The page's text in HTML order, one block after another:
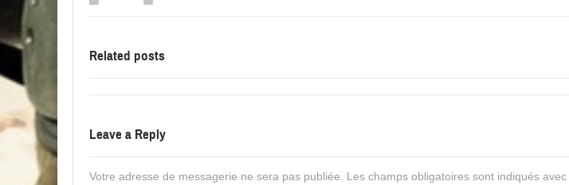
Related posts
Leave a Reply
Votre adresse de messagerie ne sera pas publiée. Les champs obligatoires sont indiqués avec